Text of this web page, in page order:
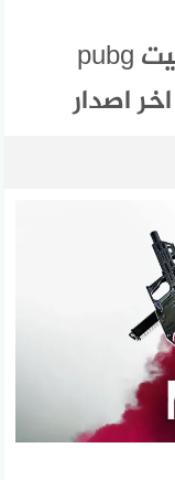
تحميل لعبة ببجي نيو ستيت pubg